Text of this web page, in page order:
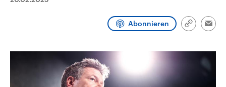
Abonnieren
Link